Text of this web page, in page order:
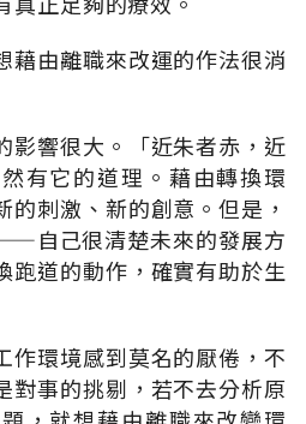
藉由離職來改運的作法很消
影響很大。「近朱者赤，近
有它的道理。藉由轉換環
刺激、新的創意。但是，
自己很清楚未來的發展方
跑道的動作，確實有助於生
作環境感到莫名的厭倦，不
對事的挑剔，若不去分析原